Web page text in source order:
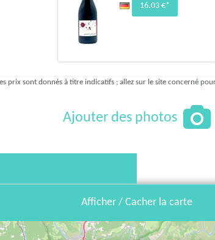
16.03 €*
prix sont donnés à titre indicatifs ; allez sur le site concerné
Ajouter des photos
Afficher / Cacher la carte